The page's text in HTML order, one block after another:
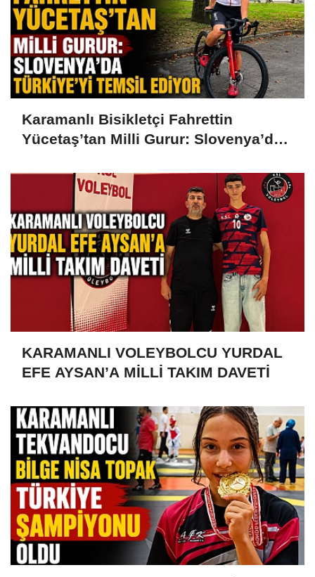
Karamanlı Bisikletçi Fahrettin
Yücetaş’tan Milli Gurur: Slovenya’da
KARAMANLI VOLEYBOLCU YURDAL
EFE AYSAN’A MİLLİ TAKIM DAVETİ